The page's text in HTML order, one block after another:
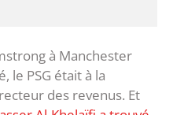
à Manchester
le PSG était à la
des revenus. Et